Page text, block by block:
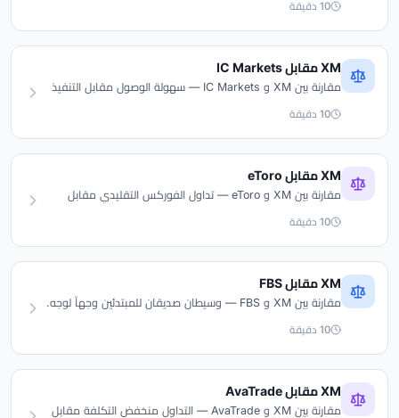
10 دقيقة
XM مقابل IC Markets
مقارنة بين XM و IC Markets — سهولة الوصول مقابل التنفيذ
10 دقيقة
XM مقابل eToro
مقارنة بين XM و eToro — تداول الفوركس التقليدي مقابل
10 دقيقة
XM مقابل FBS
مقارنة بين XM و FBS — وسيطان صديقان للمبتدئين وجهاً لوجه.
10 دقيقة
XM مقابل AvaTrade
مقارنة بين XM و AvaTrade — التداول منخفض التكلفة مقابل